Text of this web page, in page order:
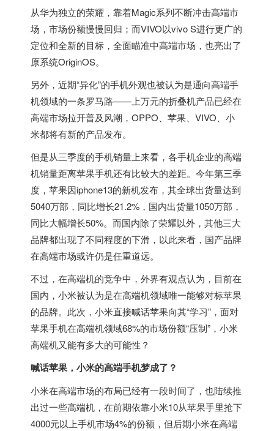
从华为独立的荣耀，靠着Magic系列不断冲击高端市
场，市场份额慢慢回归；而VIVO以vivo S进行更广的
定位和全新的目标，全面瞄准中高端市场，也亮出了
原系统OriginOS。
另外，近期“异化”的手机外观也被认为是通向高端手
机领域的一条罗马路——上万元的折叠机产品已经在
高端市场拉开普及风潮，OPPO、苹果、VIVO、小
米都将有新的产品发布。
但是从三季度的手机销量上来看，各手机企业的高端
机销量距离苹果手机还有比较大的差距。今年第三季
度，苹果因iphone13的新机发布，其全球出货量达到
5040万部，同比增长21.2%，国内出货量1050万部，
同比大幅增长50%。而国内除了荣耀以外，其他三大
品牌都出现了不同程度的下滑，以此来看，国产品牌
在高端市场或许仍是任重道远。
不过，在高端机的竞争中，外界有观点认为，目前在
国内，小米被认为是在高端机领域唯一能够对标苹果
的品牌。此次，小米直接喊话苹果向其“学习”，面对
苹果手机在高端机领域68%的市场份额“压制”，小米
高端机又能有多大的可能性？
喊话苹果，小米的高端手机梦成了？
小米在高端市场的布局已经有一段时间了，也陆续推
出过一些高端机，在前期依靠小米10从苹果手里抢下
4000元以上手机市场4%的份额，但后期小米在高端